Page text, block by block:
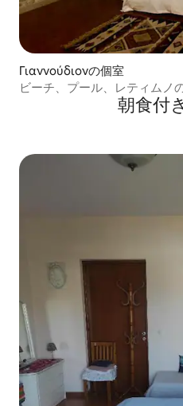
Γιαννούδιονの個室
ビーチ、プール、レティムノ
朝食付